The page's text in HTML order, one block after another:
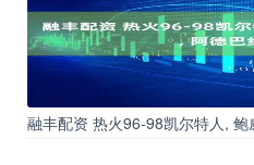
融丰配资 热火96-98凯尔特人,